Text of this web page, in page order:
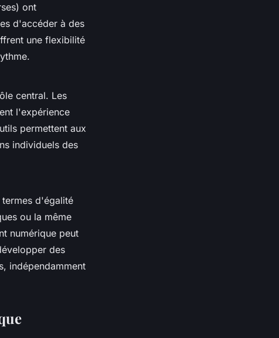
ont
d'accéder à des
une flexibilité
central. Les
l'expérience
permettent aux
individuels des
d'égalité
ou la même
numérique peut
des
indépendamment